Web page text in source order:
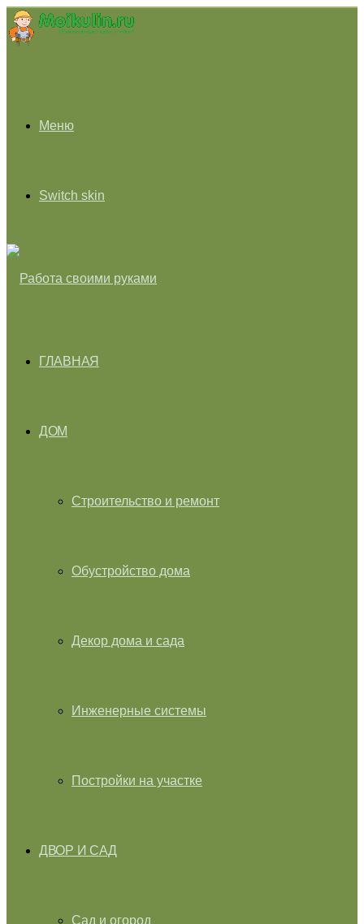
Меню
Switch skin
ГЛАВНАЯ
ДОМ
Строительство и ремонт
Обустройство дома
Декор дома и сада
Инженерные системы
Постройки на участке
ДВОР И САД
Сад и огород